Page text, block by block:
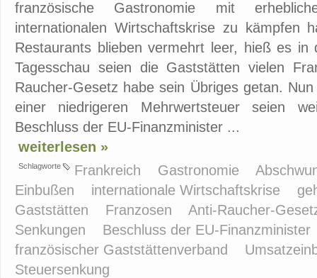
französische Gastronomie mit
internationalen Wirtschaftskrise zu kämpfen
Restaurants blieben vermehrt leer, hieß es in
Tagesschau seien die Gaststätten vielen
Raucher-Gesetz habe sein Übriges getan.
einer niedrigeren Mehrwertsteuer seien
Beschluss der EU-Finanzminister ...
weiterlesen »
Schlagworte Frankreich Gastronomie
Einbußen
internationale Wirtschaftskrise
Gaststätten
Franzosen
Anti-Raucher-
Senkungen
Beschluss der EU-Finanzminister
französischer Gaststättenverband
Steuersenkung